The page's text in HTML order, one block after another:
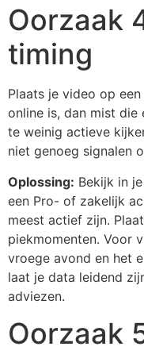
Oorzaak
timing
Plaats je video op
online is, dan mist
te weinig actieve
niet genoeg signalen
Oplossing: Bekijk in
een Pro- of zakelijk
meest actief zijn.
piekmomenten. Voor
vroege avond en het
laat je data leidend
adviezen.
Oorzaak